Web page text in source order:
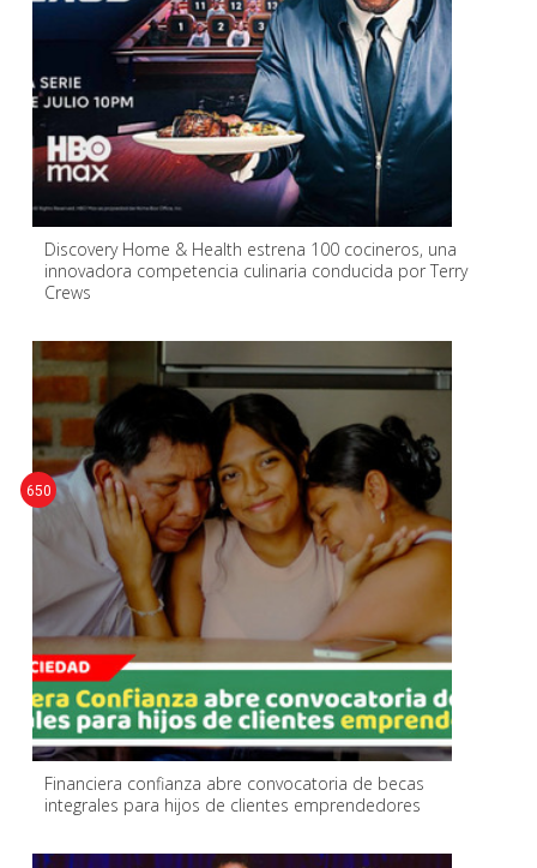
Discovery Home & Health estrena 100 cocineros, una
innovadora competencia culinaria conducida por Terry
Crews
Financiera confianza abre convocatoria de becas
integrales para hijos de clientes emprendedores
650